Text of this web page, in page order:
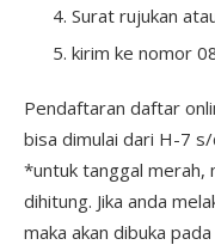
Surat rujukan
kirim ke nomor
Pendaftaran daftar
bisa dimulai dari H-7
*untuk tanggal merah,
dihitung. Jika anda
maka akan dibuka